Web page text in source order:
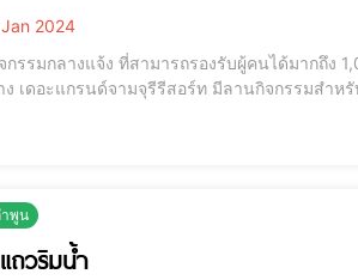
2024
กรรมกลางแจ้ง ที่สามารถรองรับผู้คนได้มากถึง
ง เดอะแกรนด์จามจุรีรีสอร์ท มีลานกิจกรรมสำห
พูน
ถวริมน้ำ